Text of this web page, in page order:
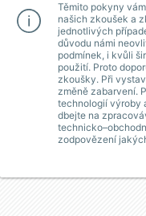
Těmito pokyny
našich zkoušek a
jednotlivých
důvodu námi
podmínek, i kvůli
použití. Proto
zkoušky. Při
změně zabarvení.
technologií výroby
dbejte na
zodpovězení